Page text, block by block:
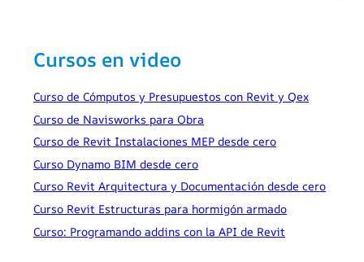
Cursos en video
Curso de Cómputos y Presupuestos con Revit y Qex
Curso de Navisworks para Obra
Curso de Revit Instalaciones MEP desde cero
Curso Dynamo BIM desde cero
Curso Revit Arquitectura y Documentación desde cero
Curso Revit Estructuras para hormigón armado
Curso: Programando addins con la API de Revit